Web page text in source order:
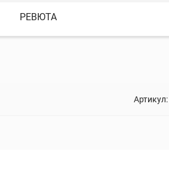
РЕВЮТА
Артикул: